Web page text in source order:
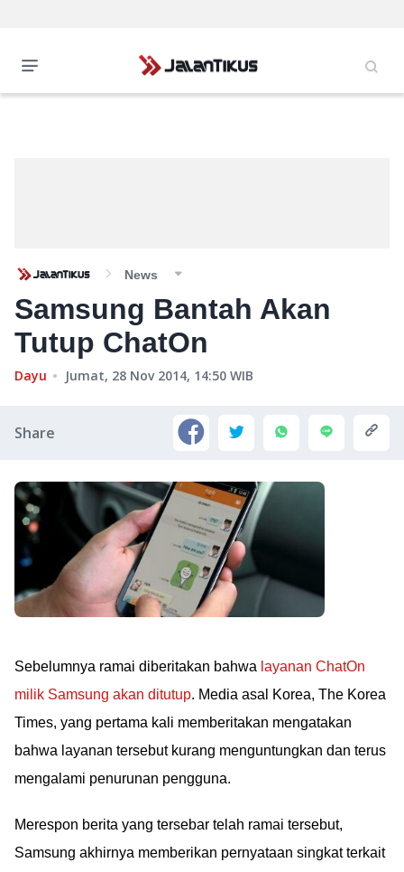
News
Samsung Bantah Akan
Tutup ChatOn
Dayu Jumat, 28 Nov 2014, 14:50 WIB
Share
Sebelumnya ramai diberitakan bahwa layanan ChatOn
milik Samsung akan ditutup. Media asal Korea, The Korea
Times, yang pertama kali memberitakan mengatakan
bahwa layanan tersebut kurang menguntungkan dan terus
mengalami penurunan pengguna.
Merespon berita yang tersebar telah ramai tersebut,
Samsung akhirnya memberikan pernyataan singkat terkait